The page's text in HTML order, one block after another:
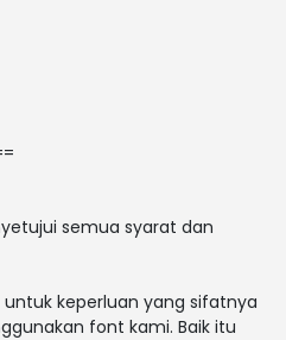
semua syarat dan
keperluan yang sifatnya
font kami. Baik itu